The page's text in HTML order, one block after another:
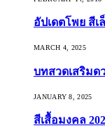
อัปเดตโพย สีเ
MARCH 4, 2025
บทสวดเสริมด
JANUARY 8, 2025
สีเสื้อมงคล